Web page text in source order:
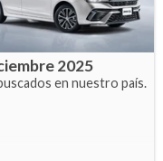
2025
en nuestro país.